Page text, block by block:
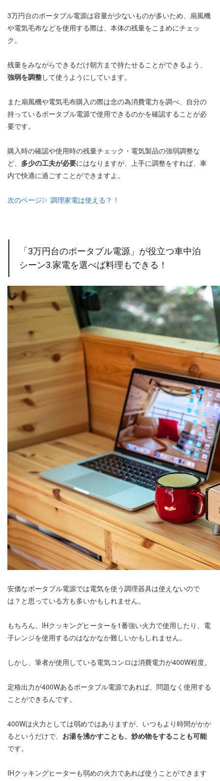
3万円台のポータブル電源は容量が少ないものが多いため、扇風機
や電気毛布などを使用する際は、本体の残量をこまめにチェッ
ク。
残量をみながらできるだけ朝方まで持たせることができるよう、
強弱を調整して使うようにしています。
また扇風機や電気毛布購入の際は念の為消費電力を調べ、自分の
持っているポータブル電源で使用できるのかを確認することが必
要です。
購入時の確認や使用時の残量チェック・電気製品の強弱調整な
ど、 多少の工夫が必要にはなりますが、上手に調整をすれば、車
内で快適に過ごすことができますよ。
次のページ▷ 調理家電は使える？！
「3万円台のポータブル電源」が役立つ車中泊
シーン3.家電を選べば料理もできる！
安価なポータブル電源では電気を使う調理器具は使えないので
は？と思っている方も多いかもしれません。
もちろん、IHクッキングヒーターを1番強い火力で使用したり、電
子レンジを使用するのはなかなか難しいかもしれません。
しかし、筆者が使用している電気コンロは消費電力が400W程度。
定格出力が400Wあるポータブル電源であれば、問題なく使用する
ことができるんです。
400Wは火力としては弱めではありますが、いつもより時間がかか
るというだけで、 お湯を沸かすことも、炒め物をすることも可能
です。
IHクッキングヒーターも弱めの火力であれば使うことができます